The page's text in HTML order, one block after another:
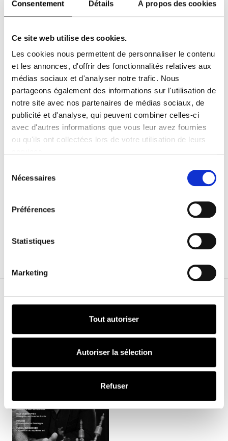
Consentement Détails À propos des cookies
Ce site web utilise des cookies.
Les cookies nous permettent de personnaliser le contenu
et les annonces, d'offrir des fonctionnalités relatives aux
médias sociaux et d'analyser notre trafic. Nous
partageons également des informations sur l'utilisation de
notre site avec nos partenaires de médias sociaux, de
publicité et d'analyse, qui peuvent combiner celles-ci
avec d'autres informations que vous leur avez fournies
ou qu'ils ont collectées lors de votre utilisation de leurs
Nécessaires
Préférences
Statistiques
Marketing
Tout autoriser
Autoriser la sélection
Refuser
Homme, Numéro
Numéro et
Numéro Homme
Abonnement papier
et/ou digital
JE M'ABONNE !
Abonnement papier
À partir de
VOUS AIMEREZ AUSSI
Numéro
51